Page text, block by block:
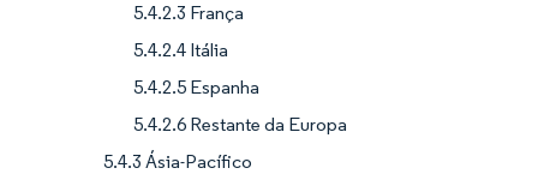
5.4.2.3 França
5.4.2.4 Itália
5.4.2.5 Espanha
5.4.2.6 Restante da Europa
5.4.3 Ásia-Pacífico